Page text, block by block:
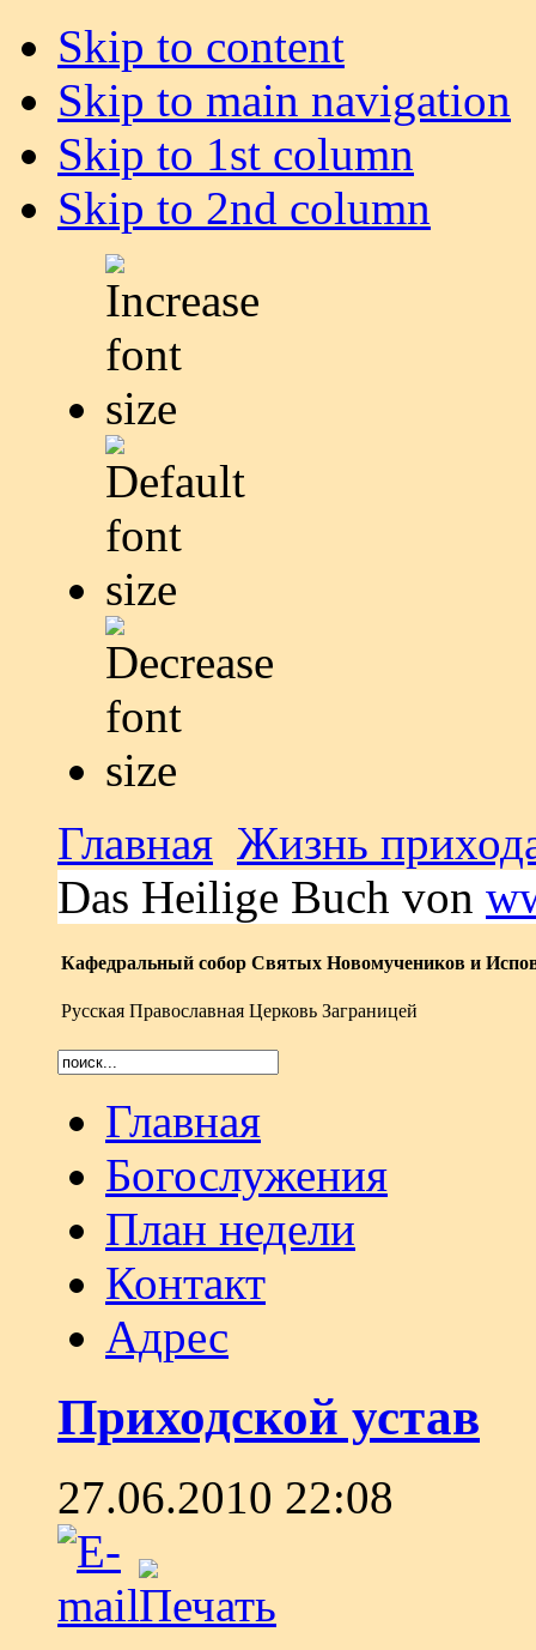
Skip to content
Skip to main navigation
Skip to 1st column
Skip to 2nd column
Главная Жизнь
Das Heilige Buch von
Кафедральный собор Святых Новомучеников и
Русская Православная Церковь Заграницей
Главная
Богослужения
План недели
Контакт
Адрес
Приходской устав
27.06.2010 22:08